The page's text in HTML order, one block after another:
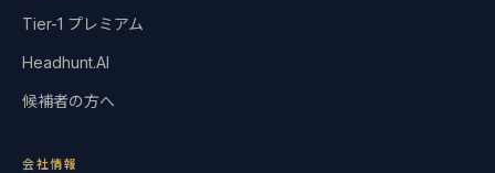
Tier-1 プレミアム
Headhunt.AI
候補者の方へ
会社情報